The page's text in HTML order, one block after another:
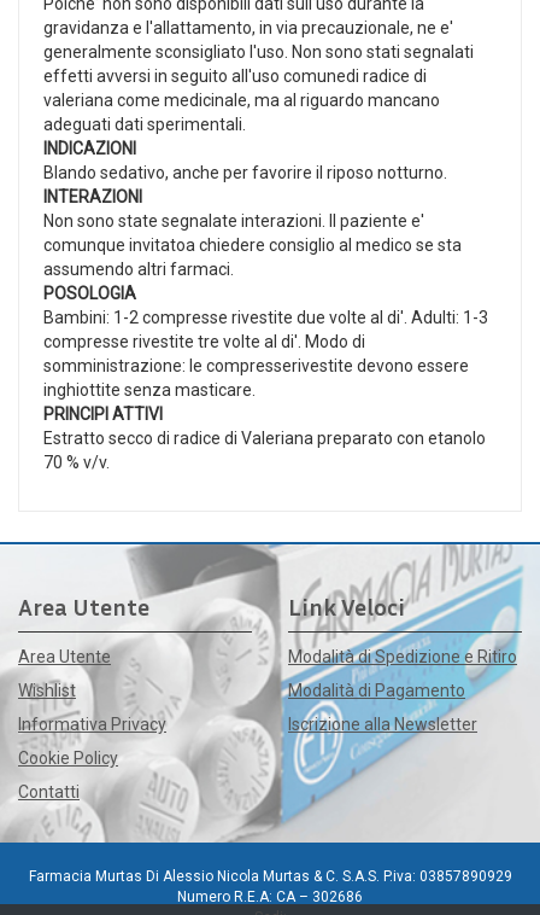
gravidanza e l'allattamento, in via precauzionale, ne e'
generalmente sconsigliato l'uso. Non sono stati segnalati
effetti avversi in seguito all'uso comunedi radice di
valeriana come medicinale, ma al riguardo mancano
adeguati dati sperimentali.
INDICAZIONI
Blando sedativo, anche per favorire il riposo notturno.
INTERAZIONI
Non sono state segnalate interazioni. Il paziente e'
comunque invitatoa chiedere consiglio al medico se sta
assumendo altri farmaci.
POSOLOGIA
Bambini: 1-2 compresse rivestite due volte al di'. Adulti: 1-3
compresse rivestite tre volte al di'. Modo di
somministrazione: le compresserivestite devono essere
inghiottite senza masticare.
PRINCIPI ATTIVI
Estratto secco di radice di Valeriana preparato con etanolo
70 % v/v.
Area Utente
Area Utente
Wishlist
Informativa Privacy
Cookie Policy
Contatti
Link Veloci
Modalità di Spedizione e Ritiro
Modalità di Pagamento
Iscrizione alla Newsletter
Farmacia Murtas Di Alessio Nicola Murtas & C. S.A.S. P.iva: 03857890929
Numero R.E.A: CA – 302686